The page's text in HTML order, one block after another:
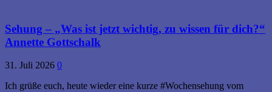
Sehung – „Was ist jetzt wichtig, zu wissen für dich?“
Annette Gottschalk
31. Juli 2026 0
Ich grüße euch, heute wieder eine kurze #Wochensehung vom